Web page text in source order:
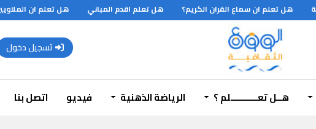
هل تعلم ان سماع القران الكريم؟ هل تعلم اقدم المباني هل تعلم ان
تسجيل دخول
هــل تعـــــــــــلم ؟ الرياضة الذهنية فيديو اتصل بنا